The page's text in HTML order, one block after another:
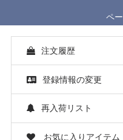
ペ
注文履歴
登録情報の変更
再入荷リスト
お気に入りアイテム